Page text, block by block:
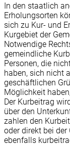
In den staatlich
Erholungsorten
sich zu Kur- und
Kurgebiet der
Notwendige
gemeindliche
Personen, die
haben, sich nicht
geschäftlichen
Möglichkeit
Der Kurbeitrag
über den
zahlen den
oder direkt bei
ebenfalls